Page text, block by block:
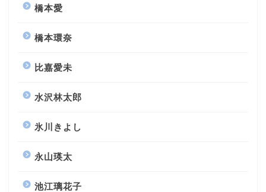
橋本愛
橋本環奈
比嘉愛未
水沢林太郎
氷川きよし
永山瑛太
池江璃花子